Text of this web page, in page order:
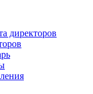
директоров